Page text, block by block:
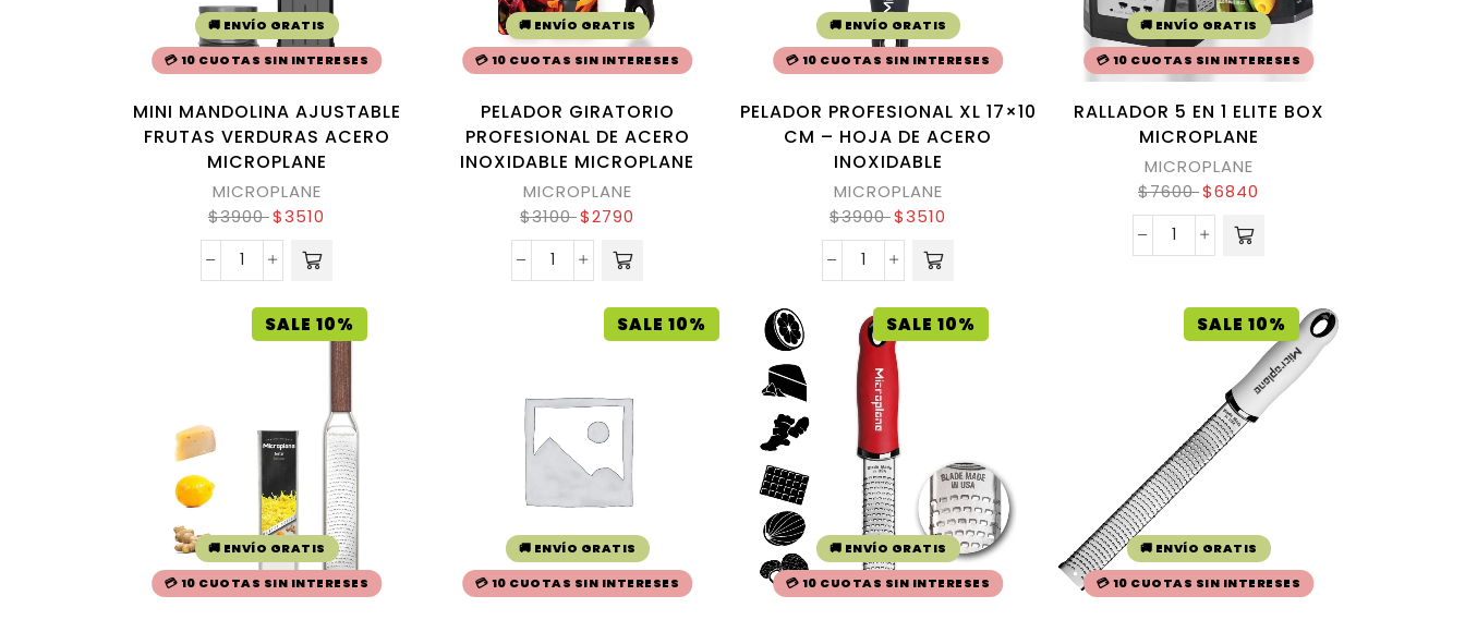
🚚 ENVÍO GRATIS
💳 10 CUOTAS SIN INTERESES
MINI MANDOLINA AJUSTABLE
FRUTAS VERDURAS ACERO
MICROPLANE
MICROPLANE
$3900 $3510
🚚 ENVÍO GRATIS
💳 10 CUOTAS SIN INTERESES
PELADOR GIRATORIO
PROFESIONAL DE ACERO
INOXIDABLE MICROPLANE
MICROPLANE
$3100 $2790
🚚 ENVÍO GRATIS
💳 10 CUOTAS SIN INTERESES
PELADOR PROFESIONAL XL 17×10
CM – HOJA DE ACERO
INOXIDABLE
MICROPLANE
$3900 $3510
🚚 ENVÍO GRATIS
💳 10 CUOTAS SIN INTERESES
RALLADOR 5 EN 1 ELITE BOX
MICROPLANE
MICROPLANE
$7600 $6840
SALE 10%
🚚 ENVÍO GRATIS
💳 10 CUOTAS SIN INTERESES
SALE 10%
🚚 ENVÍO GRATIS
💳 10 CUOTAS SIN INTERESES
SALE 10%
🚚 ENVÍO GRATIS
💳 10 CUOTAS SIN INTERESES
SALE 10%
🚚 ENVÍO GRATIS
💳 10 CUOTAS SIN INTERESES